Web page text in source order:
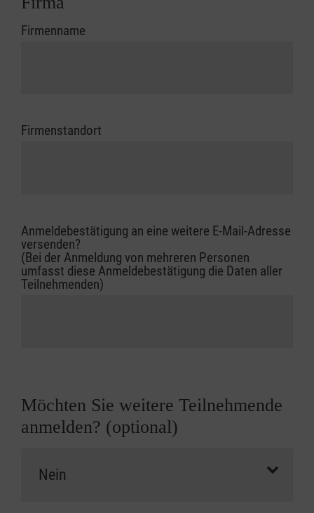
Firmenname
Firmenstandort
Anmeldebestätigung an eine weitere E-Mail-Adresse
versenden?
(Bei der Anmeldung von mehreren Personen
umfasst diese Anmeldebestätigung die Daten aller
Teilnehmenden)
Möchten Sie weitere Teilnehmende
anmelden? (optional)